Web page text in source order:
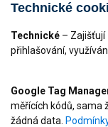
Technické
Technické – Zajišťují
přihlašování,
Google Tag
měřících kódů, sama
žádná data.